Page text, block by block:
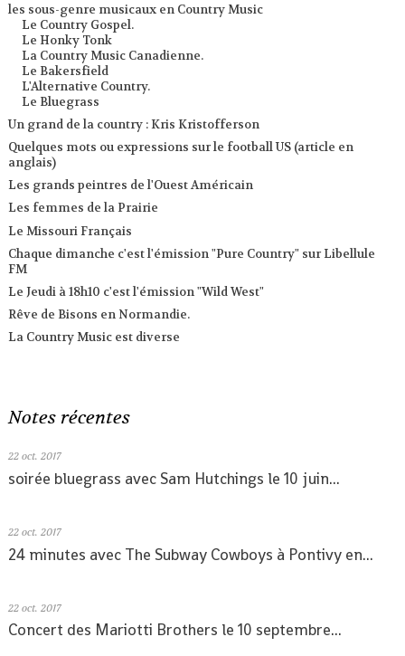
les sous-genre musicaux en Country Music
Le Country Gospel.
Le Honky Tonk
La Country Music Canadienne.
Le Bakersfield
L'Alternative Country.
Le Bluegrass
Un grand de la country : Kris Kristofferson
Quelques mots ou expressions sur le football US (article en
anglais)
Les grands peintres de l'Ouest Américain
Les femmes de la Prairie
Le Missouri Français
Chaque dimanche c'est l'émission "Pure Country" sur Libellule
FM
Le Jeudi à 18h10 c'est l'émission "Wild West"
Rêve de Bisons en Normandie.
La Country Music est diverse
Notes récentes
22 oct. 2017
soirée bluegrass avec Sam Hutchings le 10 juin...
22 oct. 2017
24 minutes avec The Subway Cowboys à Pontivy en...
22 oct. 2017
Concert des Mariotti Brothers le 10 septembre...